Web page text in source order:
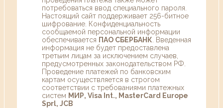
потребоваться ввод специального пароля.
Настоящий сайт поддерживает 256-битное
шифрование. Конфиденциальность
сообщаемой персональной информации
обеспечивается ПАО СБЕРБАНК . Введенная
информация не будет предоставлена
третьим лицам за исключением случаев,
предусмотренных законодательством РФ.
Проведение платежей по банковским
картам осуществляется в строгом
соответствии с требованиями платежных
систем МИР, Visa Int., MasterCard Europe
Sprl, JCB